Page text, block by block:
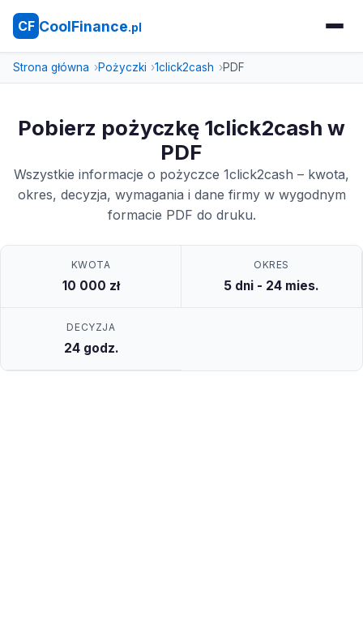
CF CoolFinance.pl
Strona główna Pożyczki 1click2cash PDF
Pobierz pożyczkę 1click2cash w
PDF
Wszystkie informacje o pożyczce 1click2cash – kwota,
okres, decyzja, wymagania i dane firmy w wygodnym
formacie PDF do druku.
KWOTA
10 000 zł
OKRES
5 dni - 24 mies.
DECYZJA
24 godz.